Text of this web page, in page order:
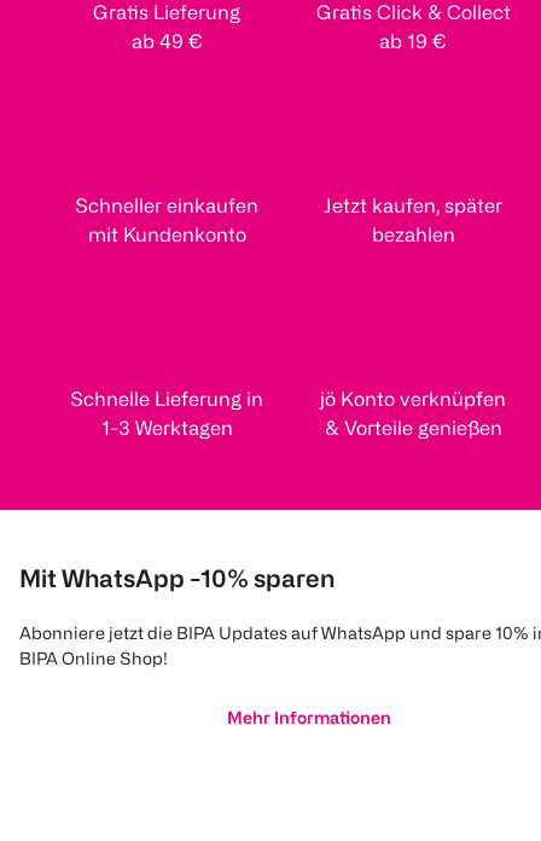
Gratis Lieferung
ab 49 €
Gratis Click & Collect
ab 19 €
Schneller einkaufen
mit Kundenkonto
Jetzt kaufen, später
bezahlen
Schnelle Lieferung in
1-3 Werktagen
jö Konto verknüpfen
& Vorteile genießen
Mit WhatsApp -10% sparen
Abonniere jetzt die BIPA Updates auf WhatsApp und spare 10%
BIPA Online Shop!
Mehr Informationen